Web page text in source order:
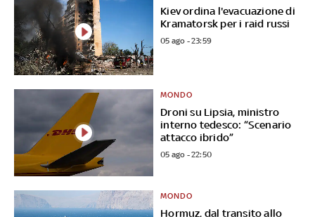
Kiev ordina l'evacuazione di
Kramatorsk per i raid russi
05 ago - 23:59
Droni su Lipsia, ministro
interno tedesco: “Scenario
attacco ibrido”
MONDO
05 ago - 22:50
Hormuz, dal transito allo
MONDO